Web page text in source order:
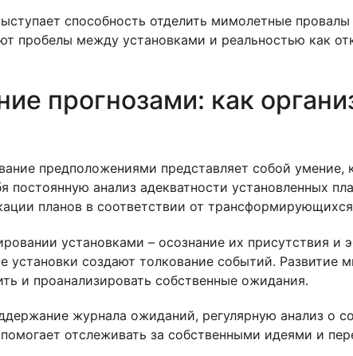
способность отделить мимолетные
пробелы между установками и реальностью как
прогнозами: как
предположениями представляет собой
постоянную анализ адекватности установленных
планов в соответствии от
установками – осознание их присутствия и
установки создают толкование событий.
и проанализировать собственные ожидания.
журнала ожиданий, регулярную анализ о
отслеживать за собственными идеями и